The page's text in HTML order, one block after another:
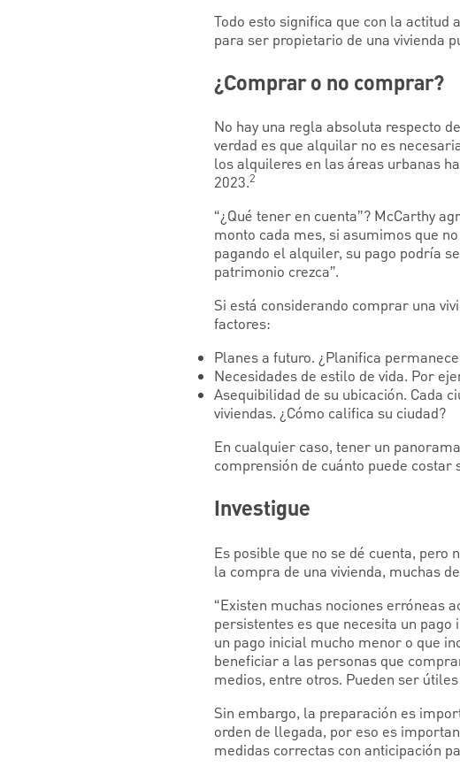
Todo esto significa que con la actitud
para ser propietario de una vivienda
¿Comprar o no comprar?
No hay una regla absoluta respecto
verdad es que alquilar no es
los alquileres en las áreas urbanas
2023.2
“¿Qué tener en cuenta”? McCarthy
monto cada mes, si asumimos que
pagando el alquiler, su pago podría
patrimonio crezca”.
Si está considerando comprar una
factores:
Planes a futuro. ¿Planifica
Necesidades de estilo de vida. Por
Asequibilidad de su ubicación. Cada
viviendas. ¿Cómo califica su ciudad?
En cualquier caso, tener un
comprensión de cuánto puede costar
Investigue
Es posible que no se dé cuenta, pero
la compra de una vivienda, muchas
“Existen muchas nociones erróneas
persistentes es que necesita un
un pago inicial mucho menor o que
beneficiar a las personas que
medios, entre otros. Pueden ser
Sin embargo, la preparación es
orden de llegada, por eso es
medidas correctas con anticipación